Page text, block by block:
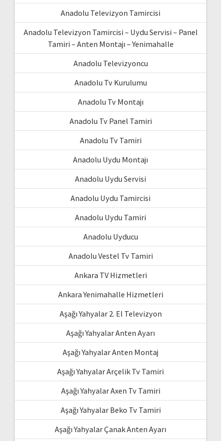
Anadolu Televizyon Tamircisi
Anadolu Televizyon Tamircisi – Uydu Servisi – Panel
Tamiri – Anten Montajı – Yenimahalle
Anadolu Televizyoncu
Anadolu Tv Kurulumu
Anadolu Tv Montajı
Anadolu Tv Panel Tamiri
Anadolu Tv Tamiri
Anadolu Uydu Montajı
Anadolu Uydu Servisi
Anadolu Uydu Tamircisi
Anadolu Uydu Tamiri
Anadolu Uyducu
Anadolu Vestel Tv Tamiri
Ankara TV Hizmetleri
Ankara Yenimahalle Hizmetleri
Aşağı Yahyalar 2. El Televizyon
Aşağı Yahyalar Anten Ayarı
Aşağı Yahyalar Anten Montaj
Aşağı Yahyalar Arçelik Tv Tamiri
Aşağı Yahyalar Axen Tv Tamiri
Aşağı Yahyalar Beko Tv Tamiri
Aşağı Yahyalar Çanak Anten Ayarı